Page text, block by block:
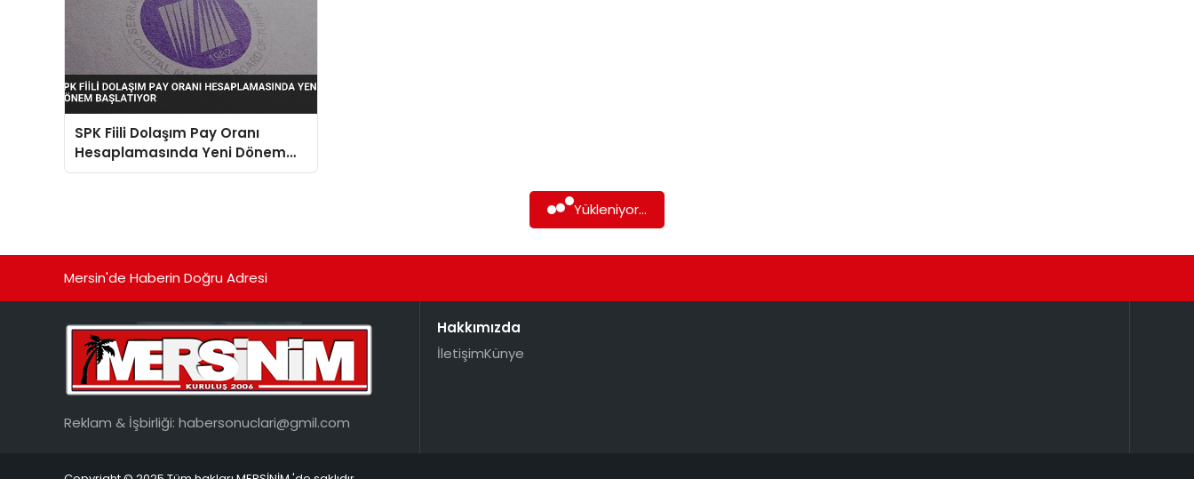
SPK Fiili Dolaşım Pay Oranı
Hesaplamasında Yeni Dönem
Başlatıyor
Yükleniyor...
Mersin'de Haberin Doğru Adresi
Reklam & İşbirliği: habersonuclari@gmil.com
Hakkımızda
İletişimKünye